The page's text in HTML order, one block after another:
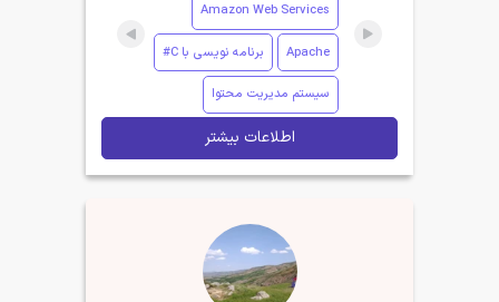
Amazon Web Services
Apache برنامه نویسی با C#
سیستم مدیریت محتوا
اطلاعات بیشتر